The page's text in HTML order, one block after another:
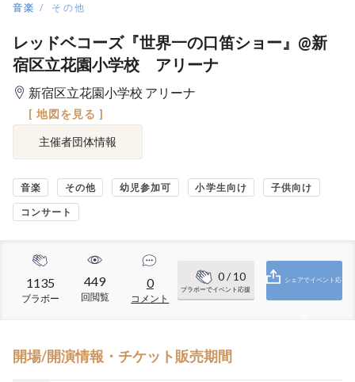
音楽 その他
レッドベコーズ『世界一の口笛ショー』@新
宿区立花園小学校 アリーナ
新宿区立花園小学校 アリーナ
[ 地図を見る ]
主催者団体情報
音楽 その他 幼児参加可 小学生向け 子供向け
コンサート
1135
ブラボー
449
回閲覧
0
コメント
0/ 10
ブラボーでイベント応援
シェアでイベント応
開場/開演情報・チケット販売期間